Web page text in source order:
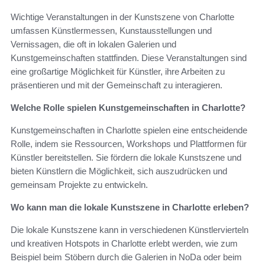
Wichtige Veranstaltungen in der Kunstszene von Charlotte
umfassen Künstlermessen, Kunstausstellungen und
Vernissagen, die oft in lokalen Galerien und
Kunstgemeinschaften stattfinden. Diese Veranstaltungen sind
eine großartige Möglichkeit für Künstler, ihre Arbeiten zu
präsentieren und mit der Gemeinschaft zu interagieren.
Welche Rolle spielen Kunstgemeinschaften in Charlotte?
Kunstgemeinschaften in Charlotte spielen eine entscheidende
Rolle, indem sie Ressourcen, Workshops und Plattformen für
Künstler bereitstellen. Sie fördern die lokale Kunstszene und
bieten Künstlern die Möglichkeit, sich auszudrücken und
gemeinsam Projekte zu entwickeln.
Wo kann man die lokale Kunstszene in Charlotte erleben?
Die lokale Kunstszene kann in verschiedenen Künstlervierteln
und kreativen Hotspots in Charlotte erlebt werden, wie zum
Beispiel beim Stöbern durch die Galerien in NoDa oder beim